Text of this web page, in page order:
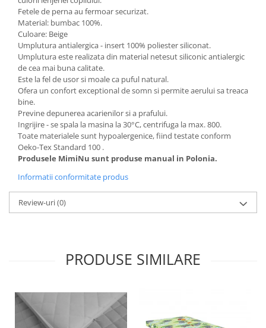
Fetele de perna au fermoar securizat.
Material: bumbac 100%.
Culoare: Beige
Umplutura antialergica - insert 100% poliester siliconat.
Umplutura este realizata din material netesut siliconic antialergic
de cea mai buna calitate.
Este la fel de usor si moale ca puful natural.
Ofera un confort exceptional de somn si permite aerului sa treaca
bine.
Previne depunerea acarienilor si a prafului.
Ingrijire - se spala la masina la 30°C, centrifuga la max. 800.
Toate materialele sunt hypoalergenice, fiind testate conform
Oeko-Tex Standard 100 .
Produsele MimiNu sunt produse manual in Polonia.
Informatii conformitate produs
Review-uri(0)
PRODUSE SIMILARE